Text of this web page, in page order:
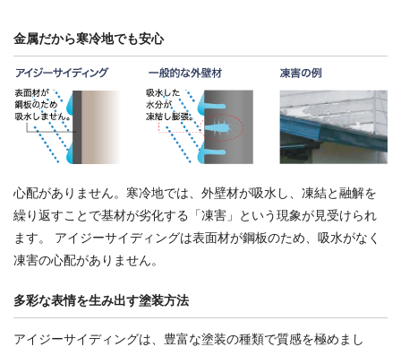
金属だから寒冷地でも安心
心配がありません。寒冷地では、外壁材が吸水し、凍結と融解を
繰り返すことで基材が劣化する「凍害」という現象が見受けられ
ます。 アイジーサイディングは表面材が鋼板のため、吸水がなく
凍害の心配がありません。
多彩な表情を生み出す塗装方法
アイジーサイディングは、豊富な塗装の種類で質感を極めまし